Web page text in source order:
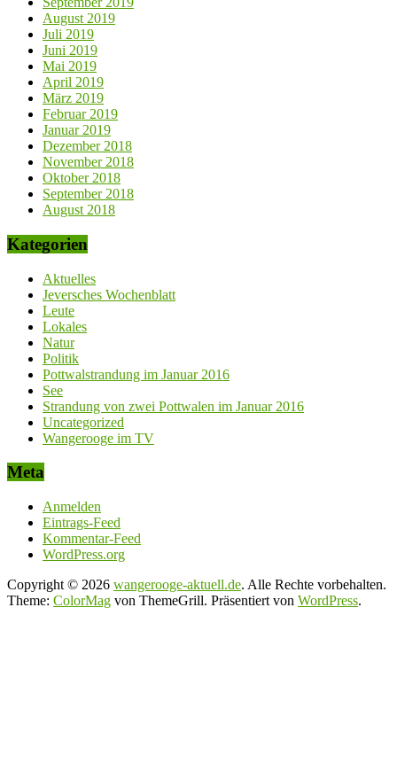
August 2019
Juli 2019
Juni 2019
Mai 2019
April 2019
März 2019
Februar 2019
Januar 2019
Dezember 2018
November 2018
Oktober 2018
September 2018
August 2018
Kategorien
Aktuelles
Jeversches Wochenblatt
Leute
Lokales
Natur
Politik
Pottwalstrandung im Januar 2016
See
Strandung von zwei Pottwalen im Januar 2016
Uncategorized
Wangerooge im TV
Meta
Anmelden
Eintrags-Feed
Kommentar-Feed
WordPress.org
Copyright © 2026 wangerooge-aktuell.de. Alle Rechte vorbehalten.
Theme: ColorMag von ThemeGrill. Präsentiert von WordPress.